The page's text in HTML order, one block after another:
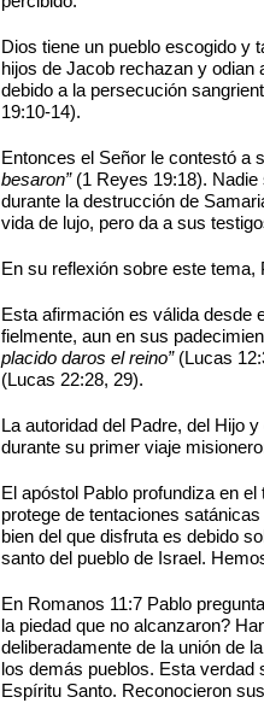
Dios tiene un pueblo escogido y
hijos de Jacob rechazan y
debido a la persecución
19:10-14).
Entonces el Señor le contestó a
besaron”(1 Reyes 19:18). Nadie
durante la destrucción de
vida de lujo, pero da a sus
En su reflexión sobre este tema,
Esta afirmación es válida desde
fielmente, aun en sus
placido daros el reino”(Lucas
(Lucas 22:28, 29).
La autoridad del Padre, del Hijo
durante su primer viaje
El apóstol Pablo profundiza en
protege de tentaciones
bien del que disfruta es debido
santo del pueblo de Israel.
En Romanos 11:7 Pablo
la piedad que no alcanzaron?
deliberadamente de la unión de
los demás pueblos. Esta verdad
Espíritu Santo. Reconocieron